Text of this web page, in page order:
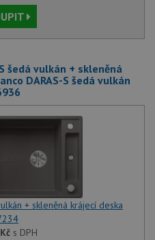
šedá vulkán + skleněná
DARAS-S šedá vulkán
+ skleněná krájecí deska
Kčs DPH